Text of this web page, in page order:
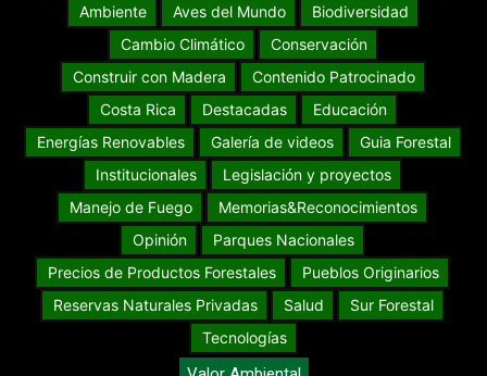
Ambiente
Aves del Mundo
Biodiversidad
Cambio Climático
Conservación
Construir con Madera
Contenido Patrocinado
Costa Rica
Destacadas
Educación
Energías Renovables
Galería de videos
Guia Forestal
Institucionales
Legislación y proyectos
Manejo de Fuego
Memorias&Reconocimientos
Opinión
Parques Nacionales
Precios de Productos Forestales
Pueblos Originarios
Reservas Naturales Privadas
Salud
Sur Forestal
Tecnologías